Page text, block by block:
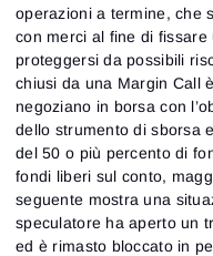
operazioni a termine, che
con merci al fine di
proteggersi da possibili
chiusi da una Margin Call
negoziano in borsa con
dello strumento di sborsa
del 50 o più percento di
fondi liberi sul conto,
seguente mostra una
speculatore ha aperto un
ed è rimasto bloccato in